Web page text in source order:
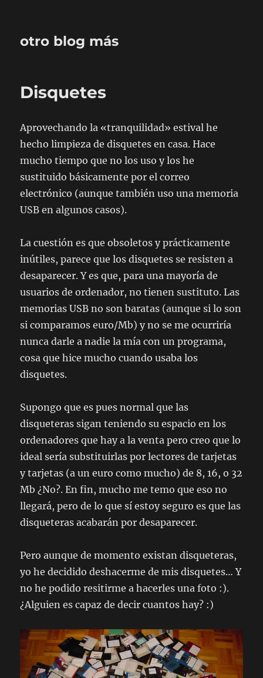
otro blog más
Disquetes
Aprovechando la «tranquilidad» estival he
hecho limpieza de disquetes en casa. Hace
mucho tiempo que no los uso y los he
sustituido básicamente por el correo
electrónico (aunque también uso una memoria
USB en algunos casos).
La cuestión es que obsoletos y prácticamente
inútiles, parece que los disquetes se resisten a
desaparecer. Y es que, para una mayoría de
usuarios de ordenador, no tienen sustituto. Las
memorias USB no son baratas (aunque si lo son
si comparamos euro/Mb) y no se me ocurriría
nunca darle a nadie la mía con un programa,
cosa que hice mucho cuando usaba los
disquetes.
Supongo que es pues normal que las
disqueteras sigan teniendo su espacio en los
ordenadores que hay a la venta pero creo que lo
ideal sería substituirlas por lectores de tarjetas
y tarjetas (a un euro como mucho) de 8, 16, o 32
Mb ¿No?. En fin, mucho me temo que eso no
llegará, pero de lo que sí estoy seguro es que las
disqueteras acabarán por desaparecer.
Pero aunque de momento existan disqueteras,
yo he decidido deshacerme de mis disquetes… Y
no he podido resitirme a hacerles una foto :).
¿Alguien es capaz de decir cuantos hay? :)